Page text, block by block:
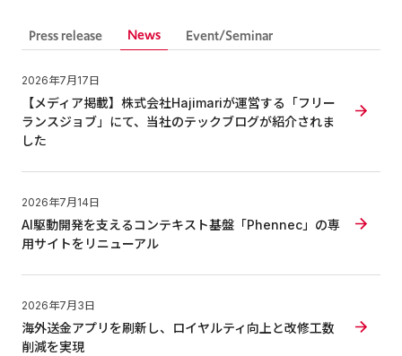
Press release News Event/Seminar
2026年7月17日
【メディア掲載】株式会社Hajimariが運営する「フリー
ランスジョブ」にて、当社のテックブログが紹介されま
した
2026年7月14日
AI駆動開発を支えるコンテキスト基盤「Phennec」の専
用サイトをリニューアル
2026年7月3日
海外送金アプリを刷新し、ロイヤルティ向上と改修工数
削減を実現